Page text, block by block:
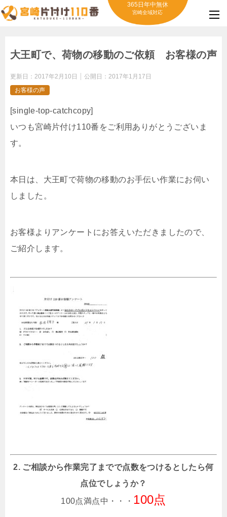
365日年中無休
宮崎全域対応
大王町で、荷物の移動のご依頼 お客様の声
更新日： 2017年2月10日 公開日： 2017年1月17日
お客様の声
[single-top-catchcopy]
いつも宮崎片付け110番をご利用ありがとうございま
す。
本日は、大王町で荷物の移動のお手伝い作業にお伺い
しました。
お客様よりアンケートにお答えいただきましたので、
ご紹介します。
2. ご相談から作業完了までで点数をつけるとしたら何
点位でしょうか？
100点満点中・・・ 100点